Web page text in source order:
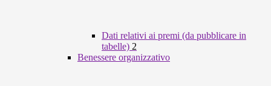
Dati relativi ai premi (da pubblicare in
tabelle) 2
Benessere organizzativo